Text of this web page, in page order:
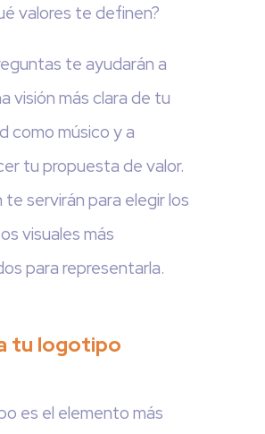
valores te definen?
te ayudarán a
visión más clara de tu
como músico y a
tu propuesta de valor.
te servirán para elegir los
visuales más
para representarla.
tu logotipo
es el elemento más